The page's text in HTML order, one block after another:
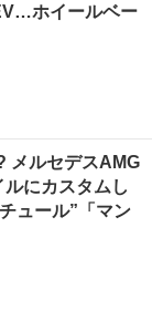
ホイールベー
メルセデスAMG
ルにカスタムし
ュール”「マン